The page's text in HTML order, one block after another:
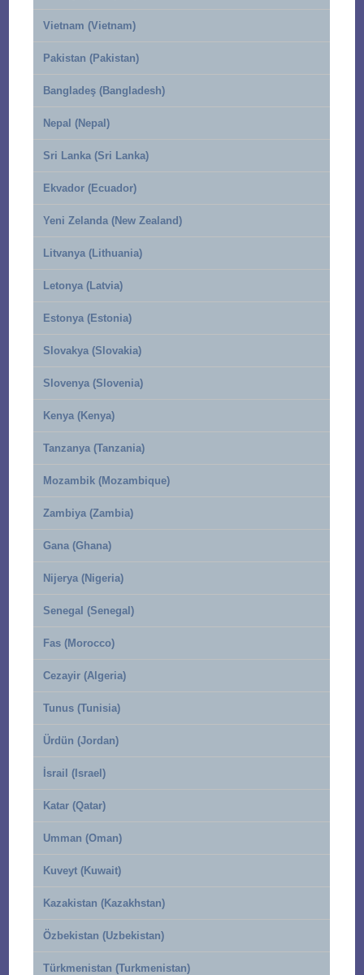
Vietnam (Vietnam)
Pakistan (Pakistan)
Bangladeş (Bangladesh)
Nepal (Nepal)
Sri Lanka (Sri Lanka)
Ekvador (Ecuador)
Yeni Zelanda (New Zealand)
Litvanya (Lithuania)
Letonya (Latvia)
Estonya (Estonia)
Slovakya (Slovakia)
Slovenya (Slovenia)
Kenya (Kenya)
Tanzanya (Tanzania)
Mozambik (Mozambique)
Zambiya (Zambia)
Gana (Ghana)
Nijerya (Nigeria)
Senegal (Senegal)
Fas (Morocco)
Cezayir (Algeria)
Tunus (Tunisia)
Ürdün (Jordan)
İsrail (Israel)
Katar (Qatar)
Umman (Oman)
Kuveyt (Kuwait)
Kazakistan (Kazakhstan)
Özbekistan (Uzbekistan)
Türkmenistan (Turkmenistan)